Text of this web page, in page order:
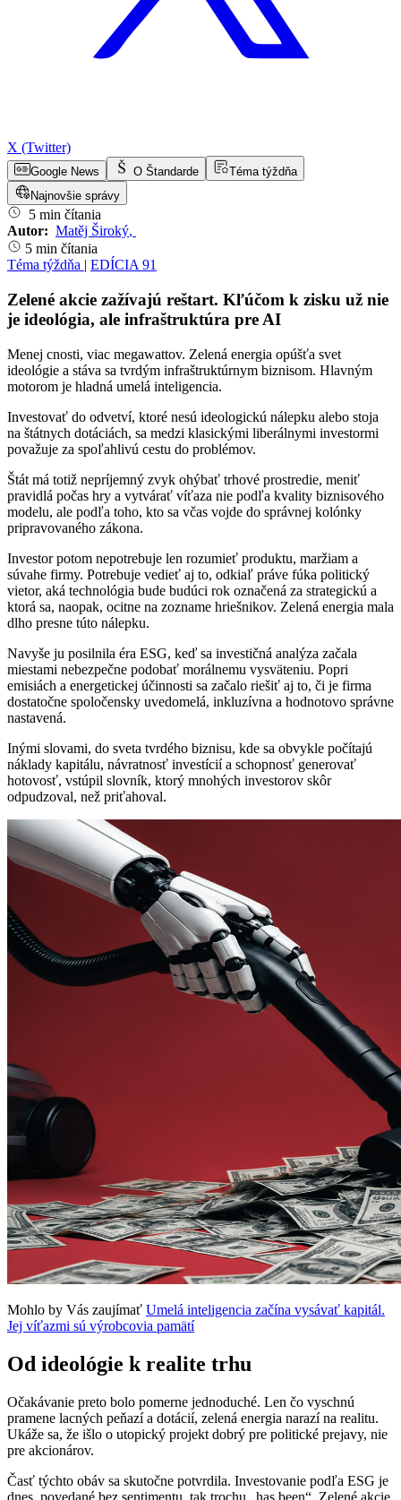
X (Twitter)
Google News O Štandarde
Téma týždňa
Najnovšie správy
5 min čítania
Autor: Matěj Široký,
5 min čítania
Téma týždňa | EDÍCIA 91
Zelené akcie zažívajú reštart. Kľúčom k zisku už nie
je ideológia, ale infraštruktúra pre AI
Menej cnosti, viac megawattov. Zelená energia opúšťa svet
ideológie a stáva sa tvrdým infraštruktúrnym biznisom. Hlavným
motorom je hladná umelá inteligencia.
Investovať do odvetví, ktoré nesú ideologickú nálepku alebo stoja
na štátnych dotáciách, sa medzi klasickými liberálnymi investormi
považuje za spoľahlivú cestu do problémov.
Štát má totiž nepríjemný zvyk ohýbať trhové prostredie, meniť
pravidlá počas hry a vytvárať víťaza nie podľa kvality biznisového
modelu, ale podľa toho, kto sa včas vojde do správnej kolónky
pripravovaného zákona.
Investor potom nepotrebuje len rozumieť produktu, maržiam a
súvahe firmy. Potrebuje vedieť aj to, odkiaľ práve fúka politický
vietor, aká technológia bude budúci rok označená za strategickú a
ktorá sa, naopak, ocitne na zozname hriešnikov. Zelená energia mala
dlho presne túto nálepku.
Navyše ju posilnila éra ESG, keď sa investičná analýza začala
miestami nebezpečne podobať morálnemu vysväteniu. Popri
emisiách a energetickej účinnosti sa začalo riešiť aj to, či je firma
dostatočne spoločensky uvedomelá, inkluzívna a hodnotovo správne
nastavená.
Inými slovami, do sveta tvrdého biznisu, kde sa obvykle počítajú
náklady kapitálu, návratnosť investícií a schopnosť generovať
hotovosť, vstúpil slovník, ktorý mnohých investorov skôr
odpudzoval, než priťahoval.
Mohlo by Vás zaujímať Umelá inteligencia začína vysávať kapitál.
Jej víťazmi sú výrobcovia pamätí
Od ideológie k realite trhu
Očakávanie preto bolo pomerne jednoduché. Len čo vyschnú
pramene lacných peňazí a dotácií, zelená energia narazí na realitu.
Ukáže sa, že išlo o utopický projekt dobrý pre politické prejavy, nie
pre akcionárov.
Časť týchto obáv sa skutočne potvrdila. Investovanie podľa ESG je
dnes, povedané bez sentimentu, tak trochu „has been“. Zelené akcie